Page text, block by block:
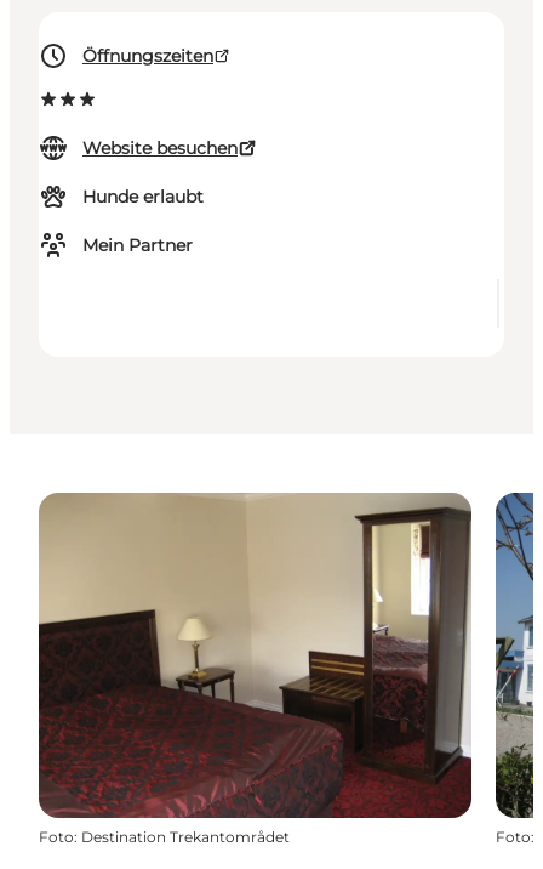
Öffnungszeiten
Website besuchen
Hunde erlaubt
Mein Partner
Foto: Destination Trekantområdet Foto: